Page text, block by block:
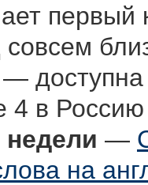
первый
доступна
в Россию
—
на